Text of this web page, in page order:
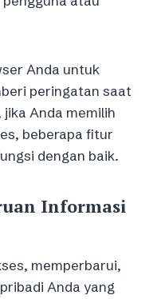
Anda untuk
peringatan saat
Anda memilih
beberapa fitur
dengan baik.
Informasi
memperbarui,
Anda yang